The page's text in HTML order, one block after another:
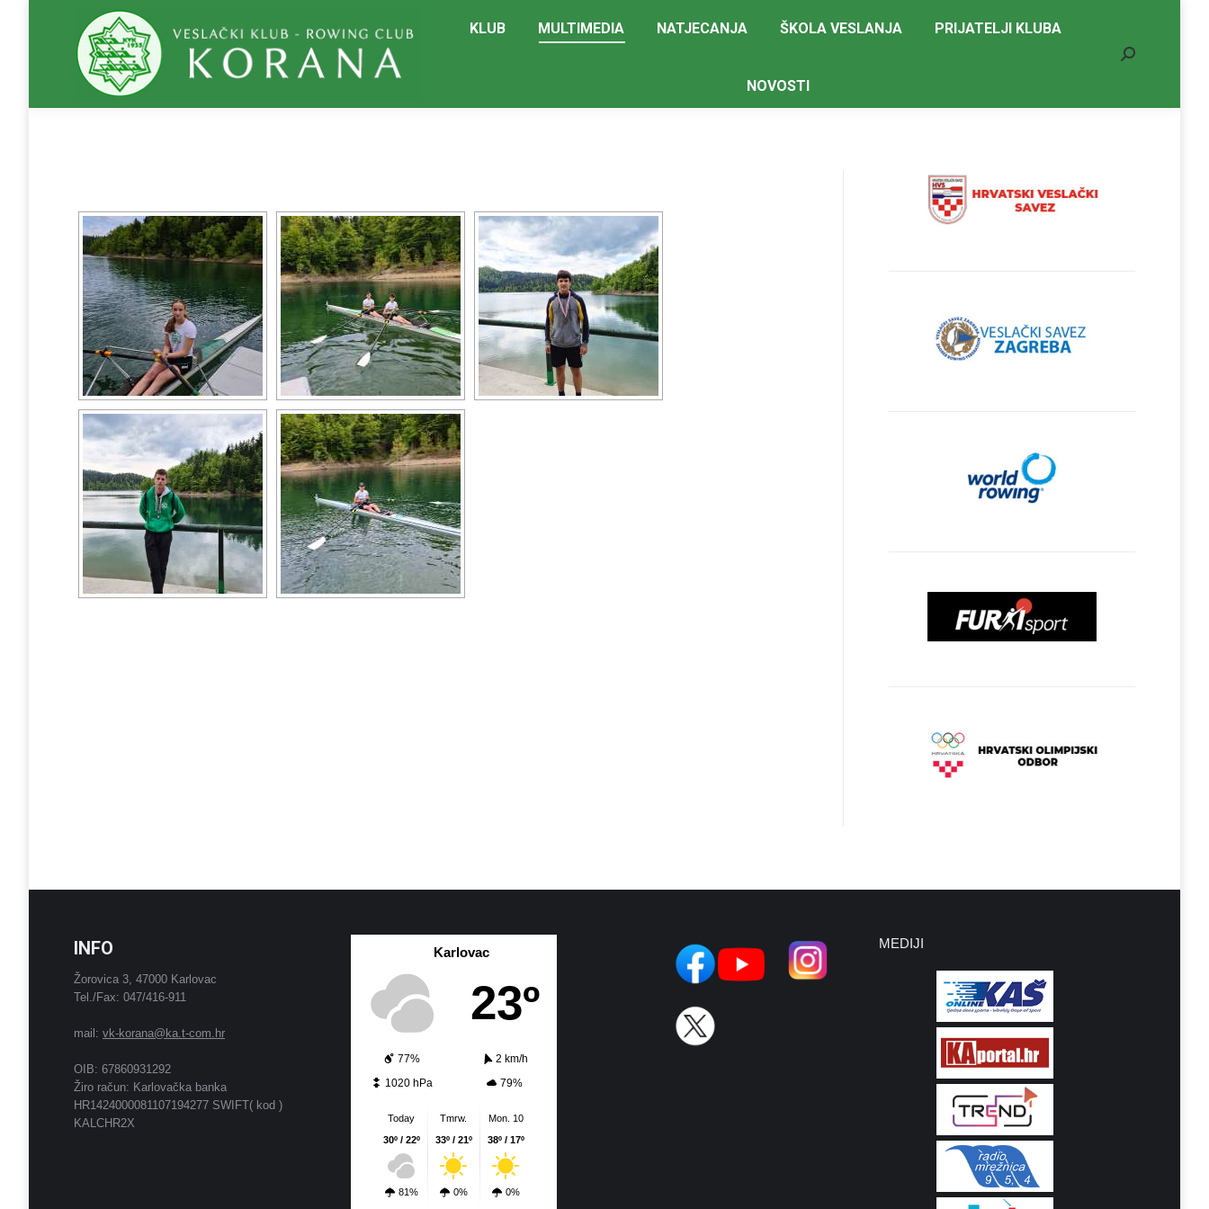
KLUB MULTIMEDIA NATJECANJA ŠKOLA VESLANJA PRIJATELJI KLUBA
NOVOSTI
Search:
INFO
Žorovica 3, 47000 Karlovac
Tel./Fax: 047/416-911
mail: vk-korana@ka.t-com.hr
OIB: 67860931292
Žiro račun: Karlovačka banka
HR1424000081107194277 SWIFT( kod )
KALCHR2X
Karlovac
23º
77%
2 km/h
1020 hPa
79%
Today
30º / 22º
81%
Tmrw.
33º / 21º
0%
Mon. 10
38º / 17º
0%
MEDIJI